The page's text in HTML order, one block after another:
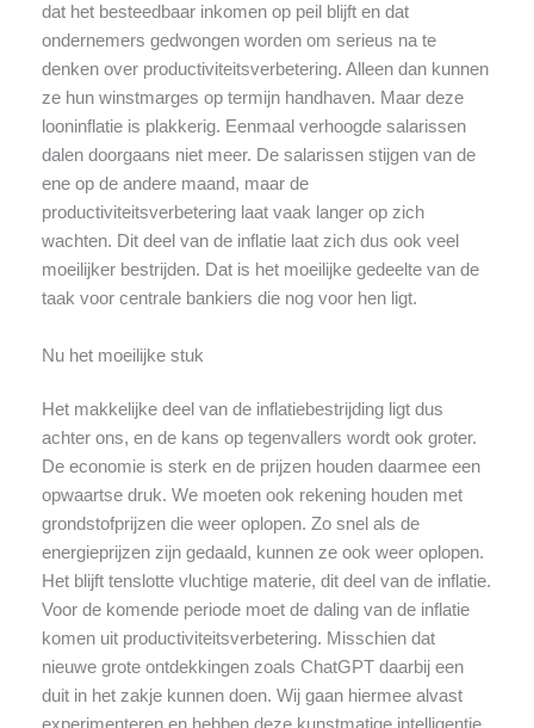
dat het besteedbaar inkomen op peil blijft en dat
ondernemers gedwongen worden om serieus na te
denken over productiviteitsverbetering. Alleen dan kunnen
ze hun winstmarges op termijn handhaven. Maar deze
looninflatie is plakkerig. Eenmaal verhoogde salarissen
dalen doorgaans niet meer. De salarissen stijgen van de
ene op de andere maand, maar de
productiviteitsverbetering laat vaak langer op zich
wachten. Dit deel van de inflatie laat zich dus ook veel
moeilijker bestrijden. Dat is het moeilijke gedeelte van de
taak voor centrale bankiers die nog voor hen ligt.
Nu het moeilijke stuk
Het makkelijke deel van de inflatiebestrijding ligt dus
achter ons, en de kans op tegenvallers wordt ook groter.
De economie is sterk en de prijzen houden daarmee een
opwaartse druk. We moeten ook rekening houden met
grondstofprijzen die weer oplopen. Zo snel als de
energieprijzen zijn gedaald, kunnen ze ook weer oplopen.
Het blijft tenslotte vluchtige materie, dit deel van de inflatie.
Voor de komende periode moet de daling van de inflatie
komen uit productiviteitsverbetering. Misschien dat
nieuwe grote ontdekkingen zoals ChatGPT daarbij een
duit in het zakje kunnen doen. Wij gaan hiermee alvast